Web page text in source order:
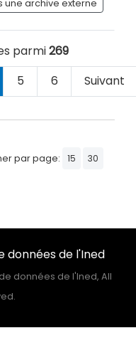
une archive externe
parmi269
5 6 Suivant
par page: 15
30
données de l'Ined
données de l'Ined, All